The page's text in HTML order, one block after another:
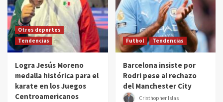
Otros deportes
Tendencias
Logra Jesús Moreno
medalla histórica para el
karate en los Juegos
Centroamericanos
Futbol Tendencias
Barcelona insiste por
Rodri pese al rechazo
del Manchester City
Cristhopher Islas